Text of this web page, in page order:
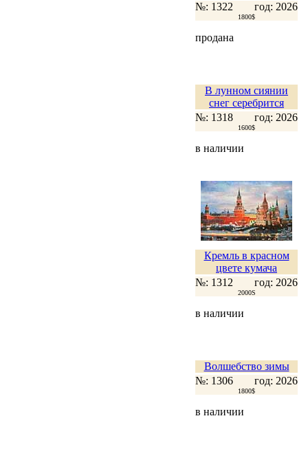
№: 1322
год: 2026
1800$
продана
В лунном сиянии
снег серебрится
№: 1318
год: 2026
1600$
в наличии
Кремль в красном
цвете кумача
№: 1312
год: 2026
2000S
в наличии
Волшебство зимы
№: 1306
год: 2026
1800$
в наличии